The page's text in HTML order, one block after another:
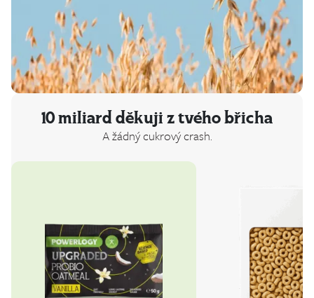
10 miliard děkuji z tvého břicha
A žádný cukrový crash.